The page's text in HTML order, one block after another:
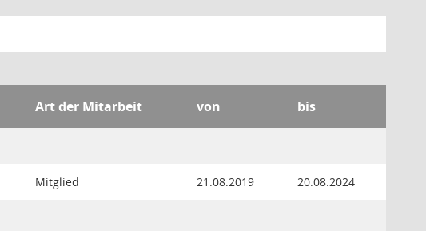
Art der Mitarbeit von bis
Mitglied 21.08.2019 20.08.2024